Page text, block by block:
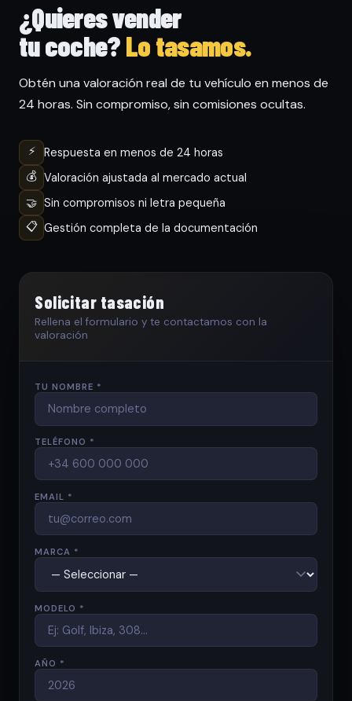
¿Quieres vender
tu coche?Lo tasamos.
Obtén una valoración real de tu vehículo en menos de
24 horas. Sin compromiso, sin comisiones ocultas.
⚡
Respuesta en menos de 24 horas
💰 Valoración ajustada al mercado actual
🤝 Sin compromisos ni letra pequeña
📋 Gestión completa de la documentación
Solicitar tasación
Rellena el formulario y te contactamos con la
valoración
TU NOMBRE *
TELÉFONO *
EMAIL *
MARCA *
MODELO *
AÑO *